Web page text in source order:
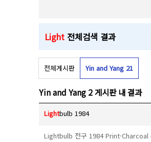
Light 전체검색 결과
전체게시판 Yin and Yang 21
Yin and Yang 2 게시판 내 결과
Lightbulb 1984
Lightbulb 전구 1984